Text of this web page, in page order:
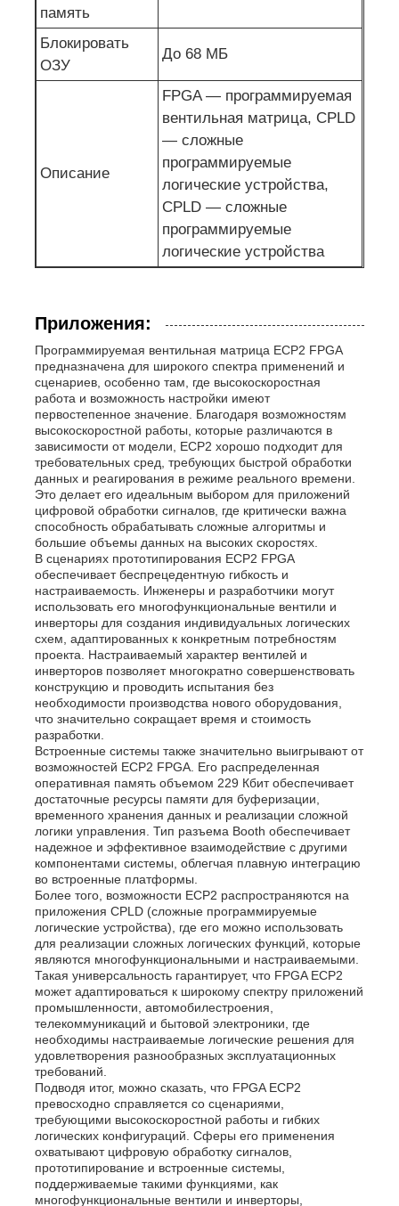
память
Блокировать
ОЗУ
До 68 МБ
Описание
FPGA — программируемая
вентильная матрица, CPLD
— сложные
программируемые
логические устройства,
CPLD — сложные
программируемые
логические устройства
Приложения:
Программируемая вентильная матрица ECP2 FPGA
предназначена для широкого спектра применений и
сценариев, особенно там, где высокоскоростная
работа и возможность настройки имеют
первостепенное значение. Благодаря возможностям
высокоскоростной работы, которые различаются в
зависимости от модели, ECP2 хорошо подходит для
требовательных сред, требующих быстрой обработки
данных и реагирования в режиме реального времени.
Это делает его идеальным выбором для приложений
цифровой обработки сигналов, где критически важна
способность обрабатывать сложные алгоритмы и
большие объемы данных на высоких скоростях.
В сценариях прототипирования ECP2 FPGA
обеспечивает беспрецедентную гибкость и
настраиваемость. Инженеры и разработчики могут
использовать его многофункциональные вентили и
инверторы для создания индивидуальных логических
схем, адаптированных к конкретным потребностям
проекта. Настраиваемый характер вентилей и
инверторов позволяет многократно совершенствовать
конструкцию и проводить испытания без
необходимости производства нового оборудования,
что значительно сокращает время и стоимость
разработки.
Встроенные системы также значительно выигрывают от
возможностей ECP2 FPGA. Его распределенная
оперативная память объемом 229 Кбит обеспечивает
достаточные ресурсы памяти для буферизации,
временного хранения данных и реализации сложной
логики управления. Тип разъема Booth обеспечивает
надежное и эффективное взаимодействие с другими
компонентами системы, облегчая плавную интеграцию
во встроенные платформы.
Более того, возможности ECP2 распространяются на
приложения CPLD (сложные программируемые
логические устройства), где его можно использовать
для реализации сложных логических функций, которые
являются многофункциональными и настраиваемыми.
Такая универсальность гарантирует, что FPGA ECP2
может адаптироваться к широкому спектру приложений
промышленности, автомобилестроения,
телекоммуникаций и бытовой электроники, где
необходимы настраиваемые логические решения для
удовлетворения разнообразных эксплуатационных
требований.
Подводя итог, можно сказать, что FPGA ECP2
превосходно справляется со сценариями,
требующими высокоскоростной работы и гибких
логических конфигураций. Сферы его применения
охватывают цифровую обработку сигналов,
прототипирование и встроенные системы,
поддерживаемые такими функциями, как
многофункциональные вентили и инверторы,